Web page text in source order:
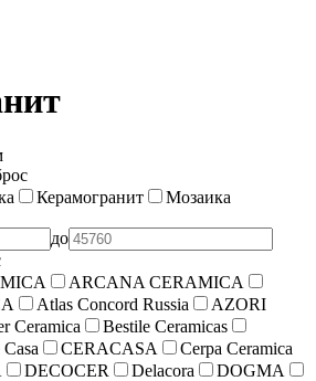
Керамогранит
Мозаика
до
ARCANA CERAMICA
Atlas Concord Russia
AZORI
Ceramica
Bestile Ceramicas
CERACASA
Cerpa Ceramica
DECOCER Delacora
DOGMA